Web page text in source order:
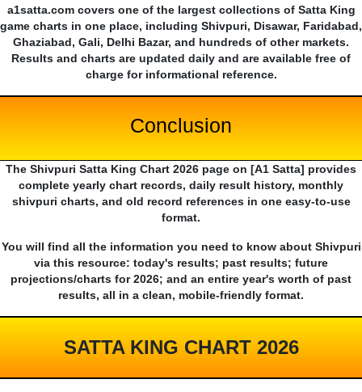
a1satta.com covers one of the largest collections of Satta King
game charts in one place, including Shivpuri, Disawar, Faridabad,
Ghaziabad, Gali, Delhi Bazar, and hundreds of other markets.
Results and charts are updated daily and are available free of
charge for informational reference.
Conclusion
The Shivpuri Satta King Chart 2026 page on [A1 Satta] provides
complete yearly chart records, daily result history, monthly
shivpuri charts, and old record references in one easy-to-use
format.
You will find all the information you need to know about Shivpuri
via this resource: today's results; past results; future
projections/charts for 2026; and an entire year's worth of past
results, all in a clean, mobile-friendly format.
SATTA KING CHART 2026